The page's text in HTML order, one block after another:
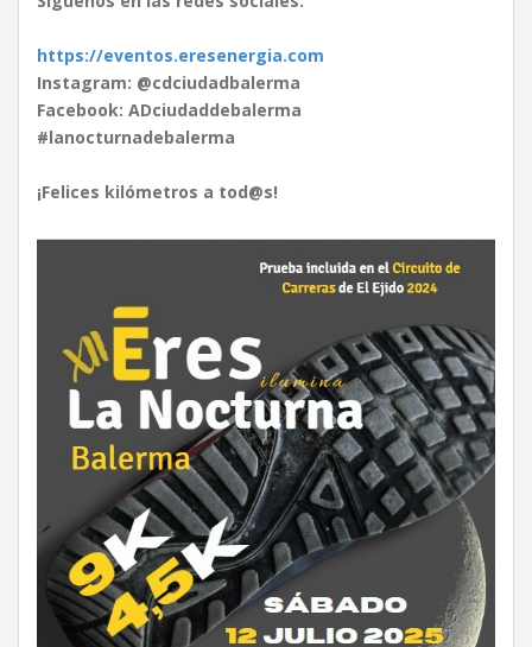
https://eventos.eresenergia.com
Instagram: @cdciudadbalerma
Facebook: ADciudaddebalerma
#lanocturnadebalerma
¡Felices kilómetros a tod@s!